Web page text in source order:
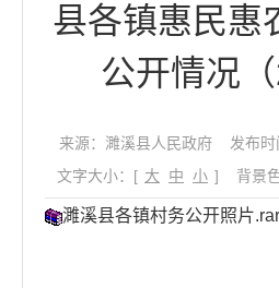
县各镇惠民惠
公开情况（
来源：濉溪县人民政府
发布
文字大小：[ 大 中 小 ] 背景色
濉溪县各镇村务公开照片.rar